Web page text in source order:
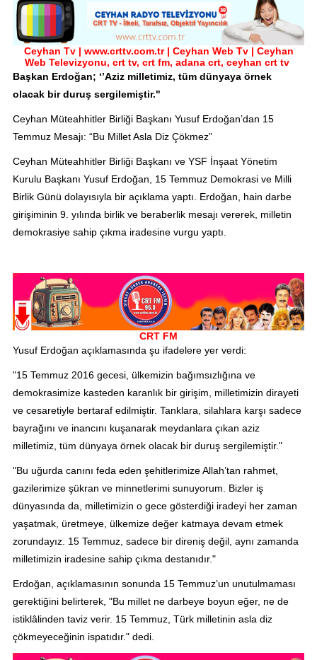
Ceyhan Tv | www.crttv.com.tr | Ceyhan Web Tv | Ceyhan
Web Televizyonu, crt tv, crt fm, adana crt, ceyhan crt tv
Başkan Erdoğan; ‘’Aziz milletimiz, tüm dünyaya örnek
olacak bir duruş sergilemiştir."
Ceyhan Müteahhitler Birliği Başkanı Yusuf Erdoğan’dan 15
Temmuz Mesajı: “Bu Millet Asla Diz Çökmez”
Ceyhan Müteahhitler Birliği Başkanı ve YSF İnşaat Yönetim
Kurulu Başkanı Yusuf Erdoğan, 15 Temmuz Demokrasi ve Milli
Birlik Günü dolayısıyla bir açıklama yaptı. Erdoğan, hain darbe
girişiminin 9. yılında birlik ve beraberlik mesajı vererek, milletin
demokrasiye sahip çıkma iradesine vurgu yaptı.
CRT FM
Yusuf Erdoğan açıklamasında şu ifadelere yer verdi:
"15 Temmuz 2016 gecesi, ülkemizin bağımsızlığına ve
demokrasimize kasteden karanlık bir girişim, milletimizin dirayeti
ve cesaretiyle bertaraf edilmiştir. Tanklara, silahlara karşı sadece
bayrağını ve inancını kuşanarak meydanlara çıkan aziz
milletimiz, tüm dünyaya örnek olacak bir duruş sergilemiştir."
"Bu uğurda canını feda eden şehitlerimize Allah’tan rahmet,
gazilerimize şükran ve minnetlerimi sunuyorum. Bizler iş
dünyasında da, milletimizin o gece gösterdiği iradeyi her zaman
yaşatmak, üretmeye, ülkemize değer katmaya devam etmek
zorundayız. 15 Temmuz, sadece bir direniş değil, aynı zamanda
milletimizin iradesine sahip çıkma destanıdır."
Erdoğan, açıklamasının sonunda 15 Temmuz’un unutulmaması
gerektiğini belirterek, "Bu millet ne darbeye boyun eğer, ne de
istiklâlinden taviz verir. 15 Temmuz, Türk milletinin asla diz
çökmeyeceğinin ispatıdır." dedi.